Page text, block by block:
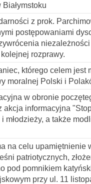
z prok.
postępowaniami
rozprawy.
którego celem jest
moralnej Polski i
w obronie
akcja informacyjna
młodzieży, a także
na celu upamiętnienie
patriotycznych,
pod pomnikiem
przy ul. 11